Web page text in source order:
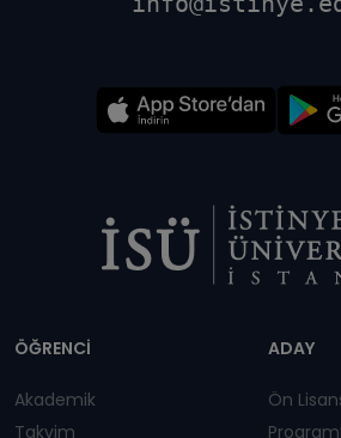
ÖĞRENCİ
Akademik
Takvim
ADAY
Ön